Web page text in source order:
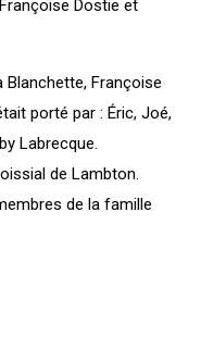
Dostie et
Blanchette, Françoise
porté par : Éric, Joé,
Labrecque.
de Lambton.
de la famille